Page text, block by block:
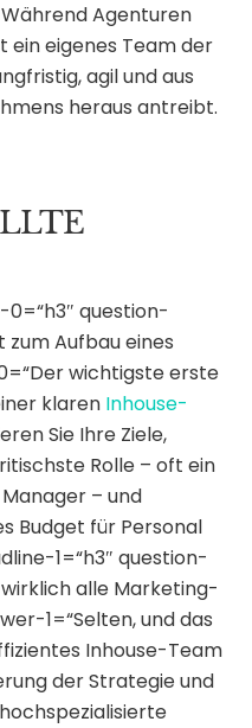
Agenturen
ein eigenes Team der
agil und aus
heraus antreibt.
question-
Aufbau eines
wichtigste erste
klaren Inhouse-
Sie Ihre Ziele,
Rolle – oft ein
– und
Budget für Personal
1=“h3″ question-
alle Marketing-
1=“Selten, und das
Inhouse-Team
der Strategie und